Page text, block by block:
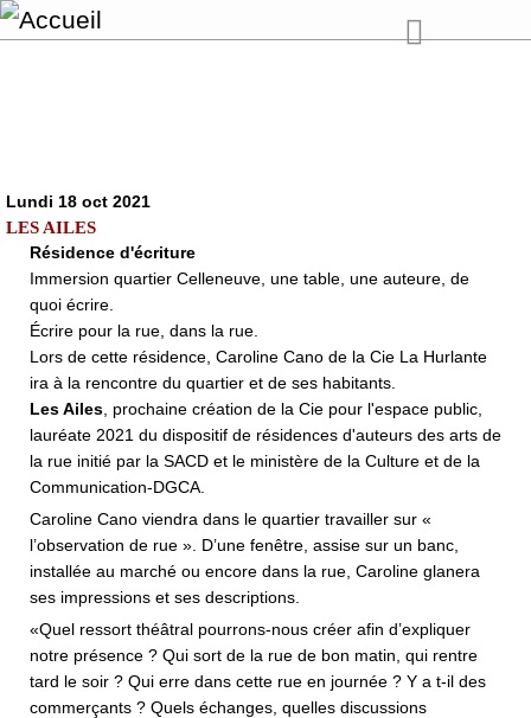
Lundi 18 oct 2021
LES AILES
Résidence d'écriture
Immersion quartier Celleneuve, une table, une auteure, de
quoi écrire.
Écrire pour la rue, dans la rue.
Lors de cette résidence, Caroline Cano de la Cie La Hurlante
ira à la rencontre du quartier et de ses habitants.
Les Ailes , prochaine création de la Cie pour l'espace public,
lauréate 2021 du dispositif de résidences d'auteurs des arts de
la rue initié par la SACD et le ministère de la Culture et de la
Communication-DGCA.
Caroline Cano viendra dans le quartier travailler sur «
l’observation de rue ». D’une fenêtre, assise sur un banc,
installée au marché ou encore dans la rue, Caroline glanera
ses impressions et ses descriptions.
«Quel ressort théâtral pourrons-nous créer afin d’expliquer
notre présence ? Qui sort de la rue de bon matin, qui rentre
tard le soir ? Qui erre dans cette rue en journée ? Y a t-il des
commerçants ? Quels échanges, quelles discussions